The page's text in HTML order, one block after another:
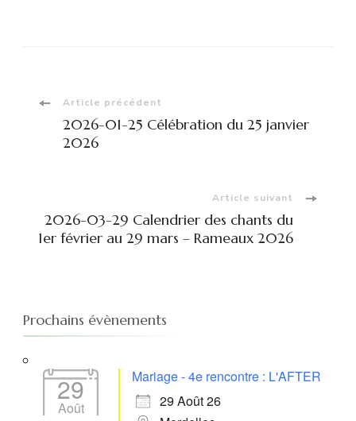
Navigation
d'article
Article précédent
2026-01-25 Célébration du 25 janvier
2026
Article suivant
2026-03-29 Calendrier des chants du
1er février au 29 mars – Rameaux 2026
Prochains évènements
29
Août
Mariage - 4e rencontre : L'AFTER
29 Août 26